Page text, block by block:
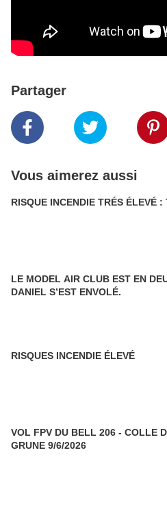
Partager
Vous aimerez aussi
LE MODEL AIR CLUB EST EN DEUIL :
DANIEL S’EST ENVOLÉ.
RISQUES INCENDIE ÉLEVÉ
VOL FPV DU BELL 206 - COLLE
GRUNE 9/6/2026